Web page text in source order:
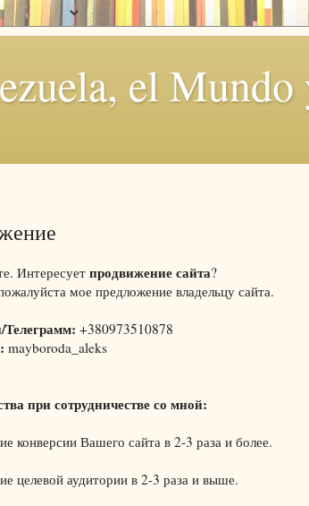
el
Интересуетпродвижение сайта?
мое предложение владельцу сайта.
+380973510878
mayboroda_aleks
при сотрудничестве со мной:
конверсии Вашего сайта в 2-3 раза и более.
целевой аудитории в 2-3 раза и выше.